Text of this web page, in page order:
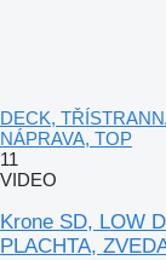
DECK,
NÁPRAVA, TOP
11
VIDEO
Krone SD, LOW
PLACHTA,